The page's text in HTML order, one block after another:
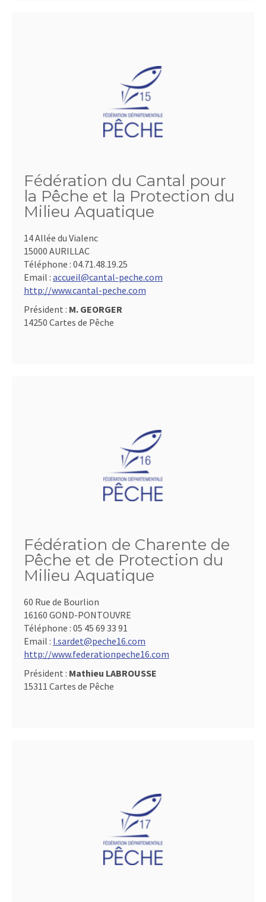
Fédération du Cantal pour
la Pêche et la Protection du
Milieu Aquatique
14 Allée du Vialenc
15000 AURILLAC
Téléphone : 04.71.48.19.25
Email : accueil@cantal-peche.com
http://www.cantal-peche.com
Président : M. GEORGER
14250 Cartes de Pêche
Fédération de Charente de
Pêche et de Protection du
Milieu Aquatique
60 Rue de Bourlion
16160 GOND-PONTOUVRE
Téléphone : 05 45 69 33 91
Email : l.sardet@peche16.com
http://www.federationpeche16.com
Président : Mathieu LABROUSSE
15311 Cartes de Pêche